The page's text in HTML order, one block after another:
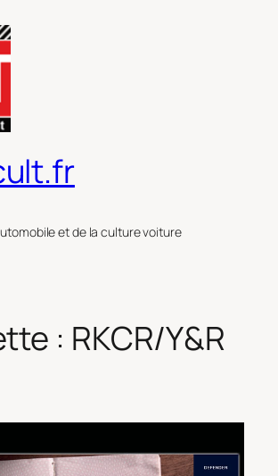
et de la culture voiture
: RKCR/Y&R